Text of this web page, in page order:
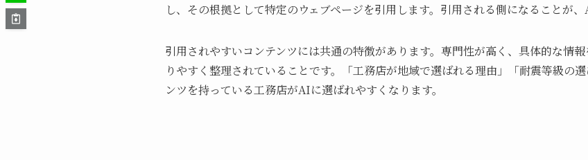
し、その根拠として特定のウェブページを引用します。引用される側になることが、
引用されやすいコンテンツには共通の特徴があります。専門性が高く、具体的な情
りやすく整理されていることです。「工務店が地域で選ばれる理由」「耐震等級の
ンツを持っている工務店がAIに選ばれやすくなります。